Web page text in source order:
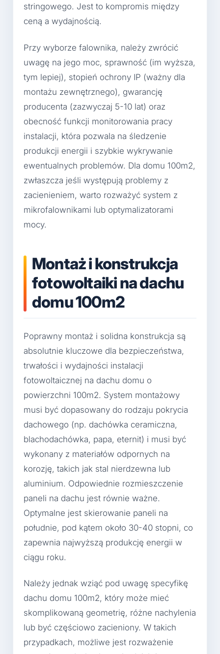
stringowego. Jest to kompromis między
ceną a wydajnością.
Przy wyborze falownika, należy zwrócić
uwagę na jego moc, sprawność (im wyższa,
tym lepiej), stopień ochrony IP (ważny dla
montażu zewnętrznego), gwarancję
producenta (zazwyczaj 5-10 lat) oraz
obecność funkcji monitorowania pracy
instalacji, która pozwala na śledzenie
produkcji energii i szybkie wykrywanie
ewentualnych problemów. Dla domu 100m2,
zwłaszcza jeśli występują problemy z
zacienieniem, warto rozważyć system z
mikrofalownikami lub optymalizatorami
mocy.
Montaż i konstrukcja
fotowoltaiki na dachu
domu 100m2
Poprawny montaż i solidna konstrukcja są
absolutnie kluczowe dla bezpieczeństwa,
trwałości i wydajności instalacji
fotowoltaicznej na dachu domu o
powierzchni 100m2. System montażowy
musi być dopasowany do rodzaju pokrycia
dachowego (np. dachówka ceramiczna,
blachodachówka, papa, eternit) i musi być
wykonany z materiałów odpornych na
korozję, takich jak stal nierdzewna lub
aluminium. Odpowiednie rozmieszczenie
paneli na dachu jest równie ważne.
Optymalne jest skierowanie paneli na
południe, pod kątem około 30-40 stopni, co
zapewnia najwyższą produkcję energii w
ciągu roku.
Należy jednak wziąć pod uwagę specyfikę
dachu domu 100m2, który może mieć
skomplikowaną geometrię, różne nachylenia
lub być częściowo zacieniony. W takich
przypadkach, możliwe jest rozważenie